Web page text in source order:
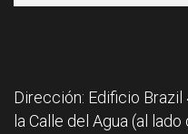
Dirección: Edificio Brazil
la Calle del Agua (al